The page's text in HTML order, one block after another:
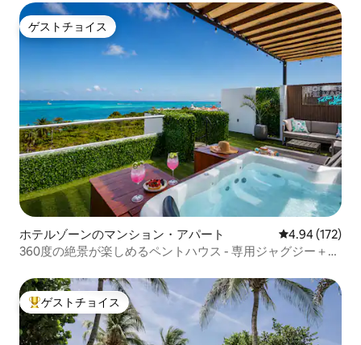
ゲストチョイス
ゲストチョイス
ホテルゾーンのマンション・アパート レビュー172
4.94 (172)
360度の絶景が楽しめるペントハウス - 専用ジャグジー＋屋
大好評のゲストチョイスです。
ゲストチョイス